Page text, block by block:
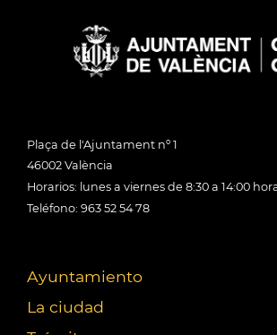
Plaça de l'Ajuntament nº 1
46002 València
Horarios: lunes a viernes de 8:30 a 14:00
Teléfono: 963 52 54 78
Ayuntamiento
La ciudad